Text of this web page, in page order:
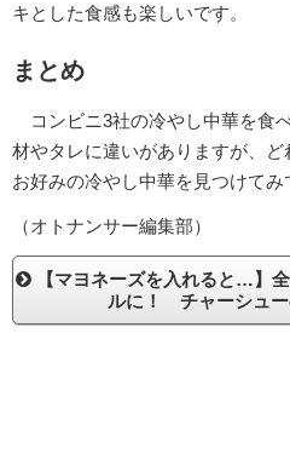
キとした食感も楽しいです。
まとめ
コンビニ3社の冷やし中華を食
材やタレに違いがありますが、ど
お好みの冷やし中華を見つけてみ
（オトナンサー編集部）
【マヨネーズを入れると…】
ルに！ チャーシュー